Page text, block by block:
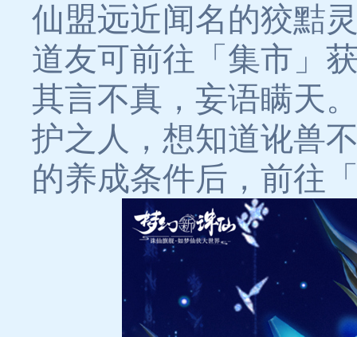
仙盟远近闻名的狡黠
道友可前往「集市」
其言不真，妄语瞒天
护之人，想知道讹兽
的养成条件后，前往